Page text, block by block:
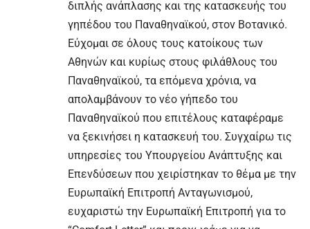
διπλής ανάπλασης και της κατασκευής του
γηπέδου του Παναθηναϊκού, στον Βοτανικό.
Εύχομαι σε όλους τους κατοίκους των
Αθηνών και κυρίως στους φιλάθλους του
Παναθηναϊκού, τα επόμενα χρόνια, να
απολαμβάνουν το νέο γήπεδο του
Παναθηναϊκού που επιτέλους καταφέραμε
να ξεκινήσει η κατασκευή του. Συγχαίρω τις
υπηρεσίες του Υπουργείου Ανάπτυξης και
Επενδύσεων που χειρίστηκαν το θέμα με την
Ευρωπαϊκή Επιτροπή Ανταγωνισμού,
ευχαριστώ την Ευρωπαϊκή Επιτροπή για το